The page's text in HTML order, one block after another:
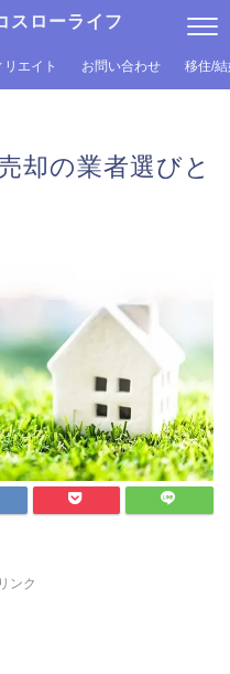
ローライフ
エイト お問い合わせ 移住/
却の業者選びと
ンク